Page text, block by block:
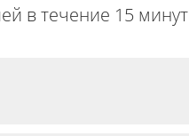
в течение 15 минут